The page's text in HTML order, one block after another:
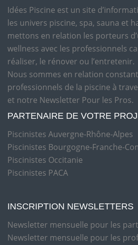
Idées Piscine est un site
les univers piscine, spa, sauna et
mettons en relation les porteurs
wellness avec les professionnels
réaliser, le rénover ou l’entretenir.
Nous sommes en relation
professionnels de la piscine à
et notre Newsletter Pour les Pros.
PARTENAIRE DE VOTRE
Piscinistes Auvergne-Rhône-Alpes
Piscinistes Bourgogne-Franche-
Piscinistes Occitanie
Piscinistes PACA
INSCRIPTION NEWSLETTERS
Newsletter mensuelle pour les
Newsletter mensuelle pour les